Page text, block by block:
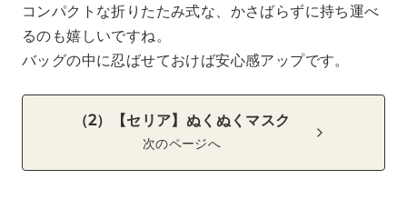
コンパクトな折りたたみ式な、かさばらずに持ち運べ
るのも嬉しいですね。
バッグの中に忍ばせておけば安心感アップです。
（2）【セリア】ぬくぬくマスク
次のページへ